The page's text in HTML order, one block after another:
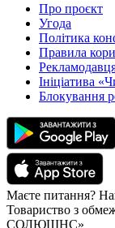
Про проєкт
Угода
Політика
Правила
Ініціатива
Блокування
Маєте питання?
Товариство з
СОЛЮШНС»